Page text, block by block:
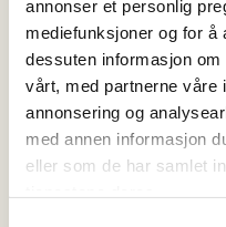
annonser et personlig
mediefunksjoner og for å
dessuten informasjon
vårt, med partnerne våre
annonsering og
med annen informasjon
eller som de har samlet
Om MS